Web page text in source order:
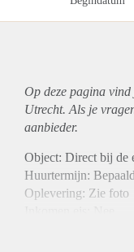
Op deze pagina
Utrecht. Als je
aanbieder.
Object: Direct bij de
Huurtermijn:
Oplevering: Zie foto